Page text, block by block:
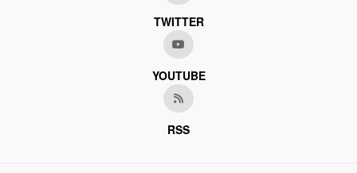
TWITTER
YOUTUBE
RSS